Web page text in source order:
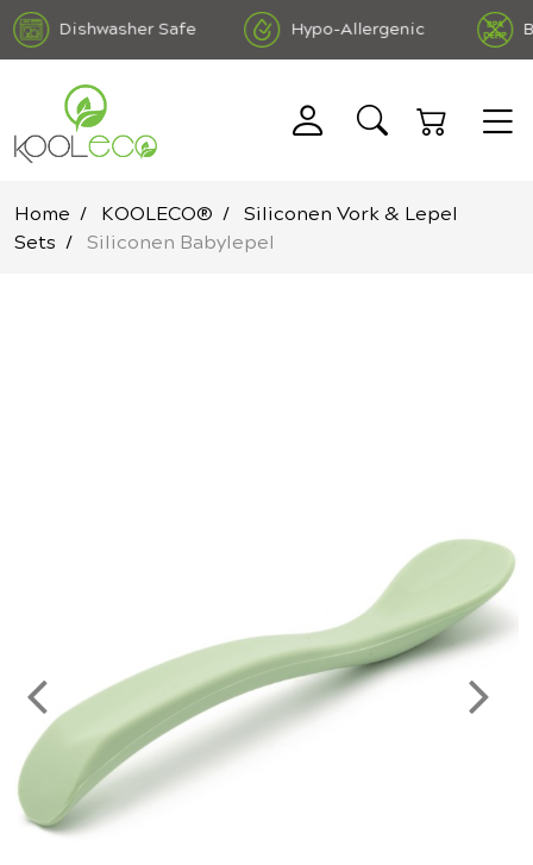
Dishwasher Safe Hypo-Allergenic
DEHP Free
Home KOOLECO®
Siliconen Vork & Lepel
Sets
Siliconen Babylepel